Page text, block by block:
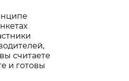
считаете
и готовы